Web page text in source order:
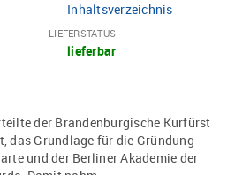
Inhaltsverzeichnis
LIEFERSTATUS
lieferbar
der Brandenburgische Kurfürst
das Grundlage für die Gründung
und der Berliner Akademie der